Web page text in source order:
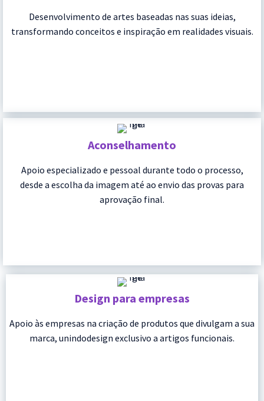
Desenvolvimento de artes baseadas nas suas ideias,
transformando conceitos e inspiração em realidades visuais.
Aconselhamento
Apoio especializado e pessoal durante todo o processo,
desde a escolha da imagem até ao envio das provas para
aprovação final.
Design para empresas
Apoio às empresas na criação de produtos que divulgam a sua
marca, unindodesign exclusivo a artigos funcionais.